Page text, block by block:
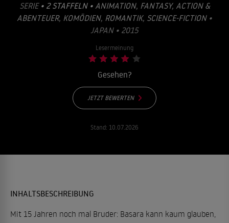
SERIE • 2 STAFFELN • ANIMATION, FANTASY, ACTION &
ABENTEUER, KOMÖDIEN, ROMANTIK, SCIENCE-FICTION•
JAPAN • 2015
Lesermeinung
Gesehen?
JETZT BEWERTEN
Stand: 10.07.2026
INHALTSBESCHREIBUNG
Mit 15 Jahren noch mal Bruder: Basara kann kaum glauben,